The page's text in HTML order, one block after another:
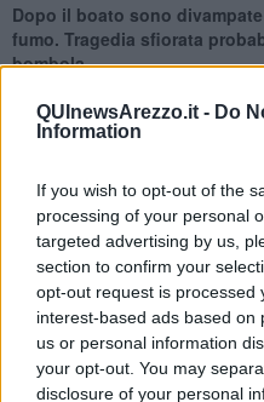
QUInewsArezzo.it - Do
Information
If you wish to opt-out of the
processing of your personal
targeted advertising by us,
section to confirm your
opt-out request is processed
interest-based ads based on
us or personal information
your opt-out. You may
disclosure of your personal
Dopo il boato sono
fumo. Tragedia sfiorata
bombola
CORTONA — Un forte rumore,
fumo. A causarli, dall'interno di
un'esplosione avvenuta intorno
della Fratta, in via di Burcinella
Coinvolta una donna 40enne
ospedale dal personale
lievi e leggere ustioni, prima